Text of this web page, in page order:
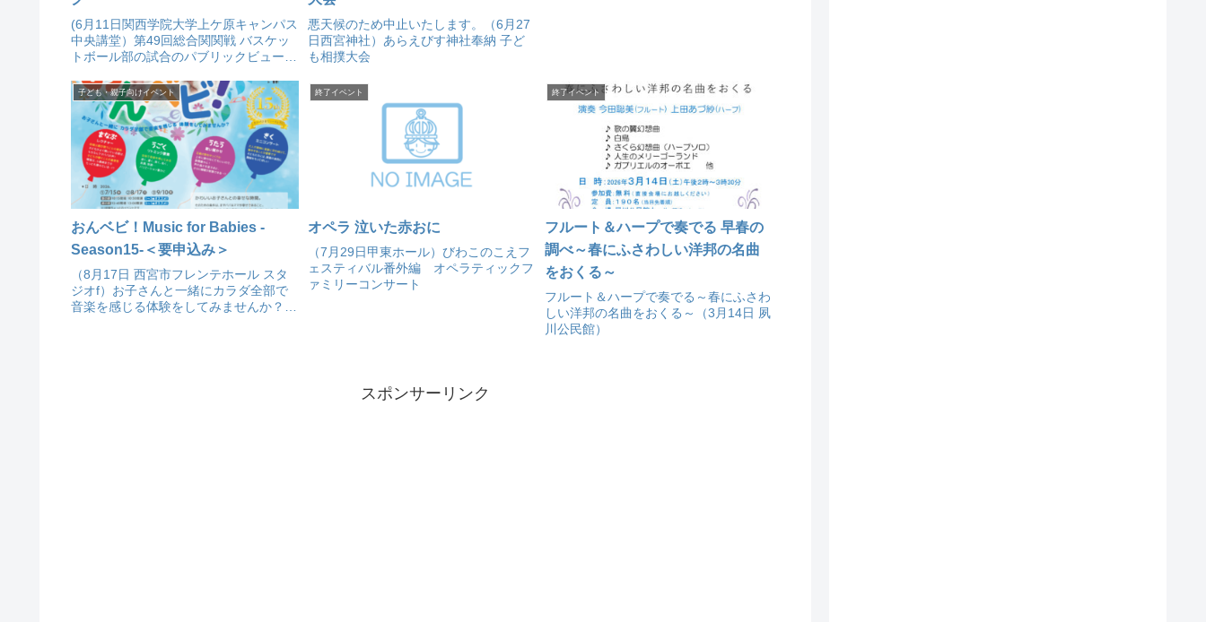
(6月11日関西学院大学上ケ原キャンパス
中央講堂）第49回総合関関戦 バスケッ
トボール部の試合のパブリックビューイ
悪天候のため中止いたします。（6月27
日西宮神社）あらえびす神社奉納 子ど
も相撲大会
子ども・親子向けイベント
おんベビ！Music for Babies -
Season15-＜要申込み＞
（8月17日 西宮市フレンテホール スタ
ジオf）お子さんと一緒にカラダ全部で
音楽を感じる体験をしてみませんか？<
終了イベント
オペラ 泣いた赤おに
（7月29日甲東ホール）びわこのこえフ
ェスティバル番外編 オペラティックフ
ァミリーコンサート
終了イベント
フルート＆ハープで奏でる 早春の
調べ～春にふさわしい洋邦の名曲
をおくる～
フルート＆ハープで奏でる～春にふさわ
しい洋邦の名曲をおくる～（3月14日 夙
川公民館）
スポンサーリンク